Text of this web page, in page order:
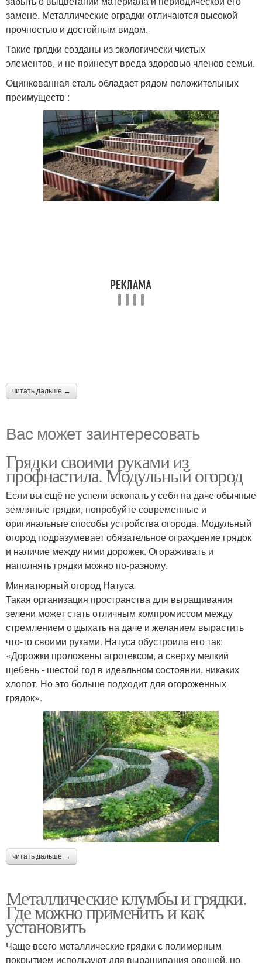
замене. Металлические оградки отличаются высокой
прочностью и достойным видом.
Такие грядки созданы из экологически чистых
элементов, и не принесут вреда здоровью членов семьи.
Оцинкованная сталь обладает рядом положительных
преимуществ :
читать дальше →
Вас может заинтересовать
Грядки своими руками из
профнастила. Модульный огород
Если вы ещё не успели вскопать у себя на даче обычные
земляные грядки, попробуйте современные и
оригинальные способы устройства огорода. Модульный
огород подразумевает обязательное ограждение грядок
и наличие между ними дорожек. Огораживать и
наполнять грядки можно по-разному.
Миниатюрный огород Натуса
Такая организация пространства для выращивания
зелени может стать отличным компромиссом между
стремлением отдыхать на даче и желанием вырастить
что-то своими руками. Натуса обустроила его так:
«Дорожки проложены агротексом, а сверху мелкий
щебень - шестой год в идеальном состоянии, никаких
хлопот. Но это больше подходит для огороженных
грядок».
читать дальше →
Металлические клумбы и грядки.
Где можно применить и как
установить
Чаще всего металлические грядки с полимерным
покрытием используют для выращивания овощей, но